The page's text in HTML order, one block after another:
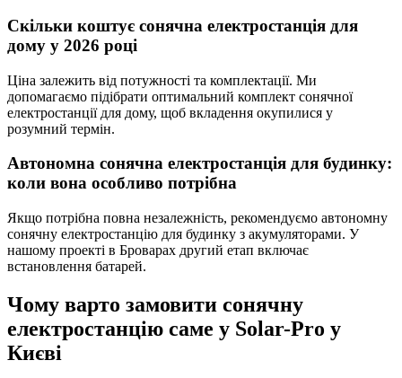
Скільки коштує сонячна електростанція для
дому у 2026 році
Ціна залежить від потужності та комплектації. Ми
допомагаємо підібрати оптимальний комплект сонячної
електростанції для дому, щоб вкладення окупилися у
розумний термін.
Автономна сонячна електростанція для будинку:
коли вона особливо потрібна
Якщо потрібна повна незалежність, рекомендуємо автономну
сонячну електростанцію для будинку з акумуляторами. У
нашому проекті в Броварах другий етап включає
встановлення батарей.
Чому варто замовити сонячну
електростанцію саме у Solar-Pro у
Києві